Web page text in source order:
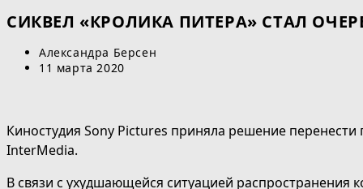
СИКВЕЛ «КРОЛИКА ПИТЕРА» СТАЛ
Автор
записи:
Александра Берсен
Запись
11 марта 2020
Киностудия Sony Pictures приняла решение
InterMedia.
В связи с ухудшающейся ситуацией распространения